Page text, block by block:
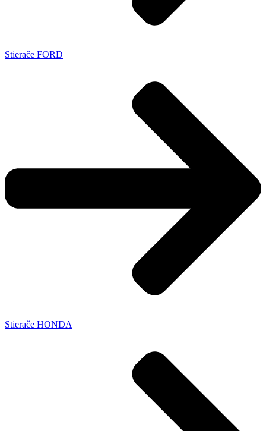
Stierače FORD
Stierače HONDA